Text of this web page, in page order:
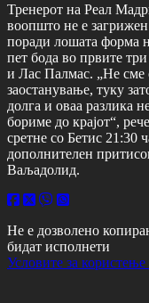
Тренерот на Реал
воопшто не е загрижен
поради лошата форма
пет бода во првите
и Лас Палмас. „Не сме
заостанување, туку
долга и оваа разлика
бориме до крајот“,
сретне со Бетис 21:30
дополнителен
Ваљадолид.
Не е дозволено
бидат исполнети
Условите за